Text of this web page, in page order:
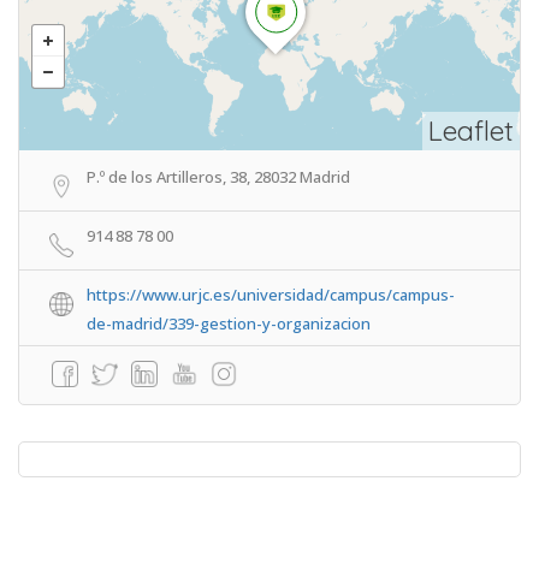
Leaflet
P.º de los Artilleros, 38, 28032 Madrid
914 88 78 00
https://www.urjc.es/universidad/campus/campus-
de-madrid/339-gestion-y-organizacion